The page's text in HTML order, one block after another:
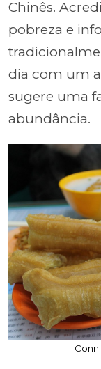
Chinês.
pobreza e
dia com um
sugere uma
abundância.